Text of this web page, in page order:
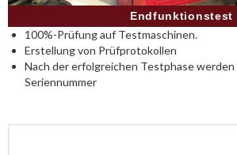
Endfunktionstest
100%-Prüfung auf Testmaschinen.
Erstellung von Prüfprotokollen
Nach der erfolgreichen Testphase werden
Seriennummer